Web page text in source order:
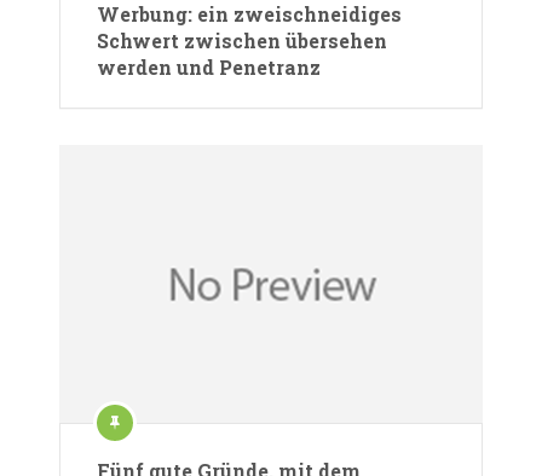
Werbung: ein zweischneidiges
Schwert zwischen übersehen
werden und Penetranz
Fünf gute Gründe, mit dem